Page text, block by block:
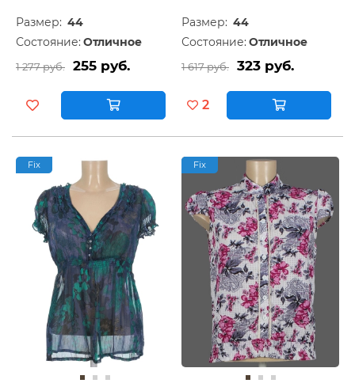
Размер: 44
Состояние: Отличное
1 277 руб. 255 руб.
Размер: 44
Состояние: Отличное
1 617 руб. 323 руб.
2
Fix Fix